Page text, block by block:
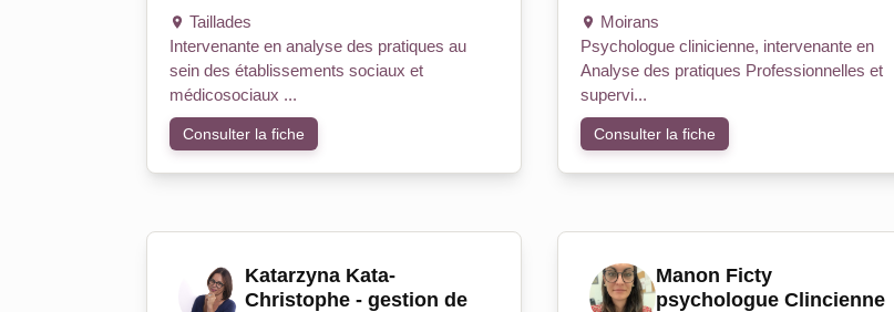
Taillades
Intervenante en analyse des pratiques au
sein des établissements sociaux et
médicosociaux ...
Consulter la fiche
Moirans
Psychologue clinicienne, intervenante en
Analyse des pratiques Professionnelles et
supervi...
Consulter la fiche
Katarzyna Kata-
Christophe - gestion de
Manon Ficty
psychologue Clincienne